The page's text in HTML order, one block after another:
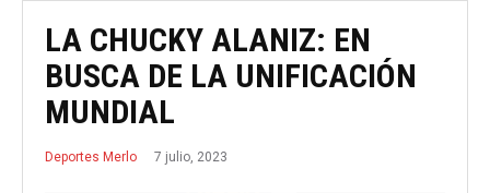
LA CHUCKY ALANIZ: EN
BUSCA DE LA UNIFICACIÓN
MUNDIAL
Deportes Merlo 7 julio, 2023